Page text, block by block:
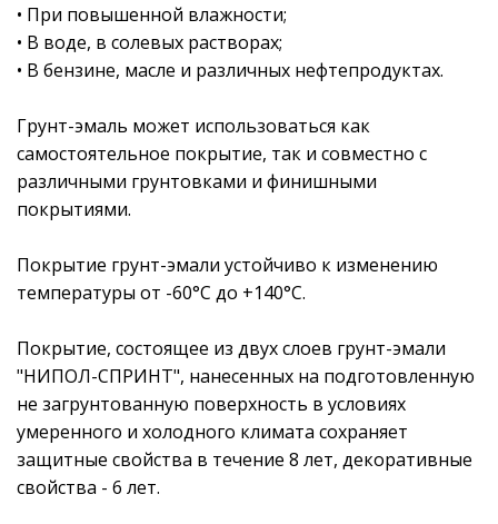
• При повышенной влажности;
• В воде, в солевых растворах;
• В бензине, масле и различных нефтепродуктах.
Грунт-эмаль может использоваться как
самостоятельное покрытие, так и совместно с
различными грунтовками и финишными
покрытиями.
Покрытие грунт-эмали устойчиво к изменению
температуры от -60°С до +140°С.
Покрытие, состоящее из двух слоев грунт-эмали
"НИПОЛ-СПРИНТ", нанесенных на подготовленную
не загрунтованную поверхность в условиях
умеренного и холодного климата сохраняет
защитные свойства в течение 8 лет, декоративные
свойства - 6 лет.